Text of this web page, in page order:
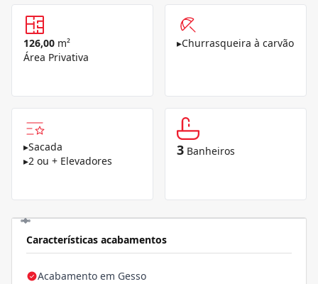
126,00 m²
Área Privativa
▸Churrasqueira à carvão
▸Sacada
▸2 ou + Elevadores
3 Banheiros
Características acabamentos
Acabamento em Gesso